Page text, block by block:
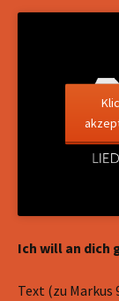
Ich will an dich
Text (zu Markus